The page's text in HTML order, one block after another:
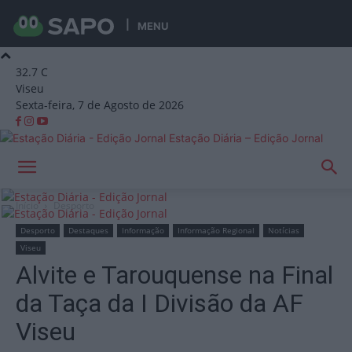
MENU
32.7 C
Viseu
Sexta-feira, 7 de Agosto de 2026
Estação Diária – Edição Jornal
Início Desporto
Desporto Destaques Informação Informação Regional
Notícias
Viseu
Alvite e Tarouquense na Final
da Taça da I Divisão da AF
Viseu